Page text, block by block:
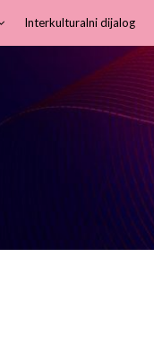
Interkulturalni dijalog